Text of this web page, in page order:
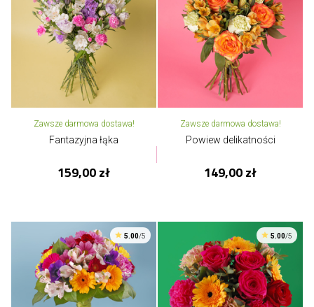
Zawsze darmowa dostawa!
Fantazyjna łąka
159,00 zł
Zawsze darmowa dostawa!
Powiew delikatności
149,00 zł
5.00/5 5.00/5